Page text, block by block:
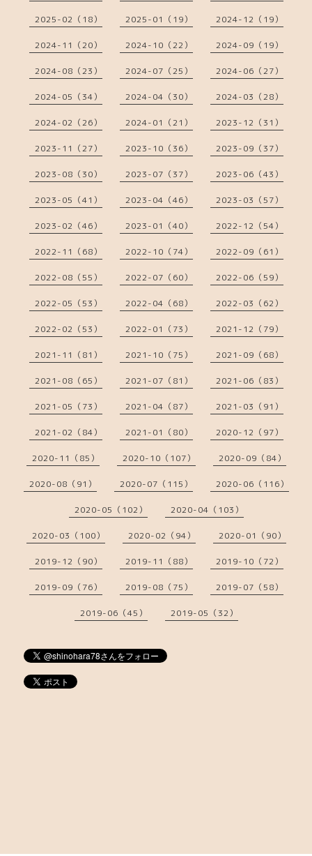
2025-02（18） 2025-01（19） 2024-12（19）
2024-11（20） 2024-10（22） 2024-09（19）
2024-08（23） 2024-07（25） 2024-06（27）
2024-05（34） 2024-04（30） 2024-03（28）
2024-02（26） 2024-01（21） 2023-12（31）
2023-11（27） 2023-10（36） 2023-09（37）
2023-08（30） 2023-07（37） 2023-06（43）
2023-05（41） 2023-04（46） 2023-03（57）
2023-02（46） 2023-01（40） 2022-12（54）
2022-11（68） 2022-10（74） 2022-09（61）
2022-08（55） 2022-07（60） 2022-06（59）
2022-05（53） 2022-04（68） 2022-03（62）
2022-02（53） 2022-01（73） 2021-12（79）
2021-11（81） 2021-10（75） 2021-09（68）
2021-08（65） 2021-07（81） 2021-06（83）
2021-05（73） 2021-04（87） 2021-03（91）
2021-02（84） 2021-01（80） 2020-12（97）
2020-11（85） 2020-10（107） 2020-09（84）
2020-08（91） 2020-07（115） 2020-06（116）
2020-05（102） 2020-04（103）
2020-03（100） 2020-02（94） 2020-01（90）
2019-12（90） 2019-11（88） 2019-10（72）
2019-09（76） 2019-08（75） 2019-07（58）
2019-06（45） 2019-05（32）